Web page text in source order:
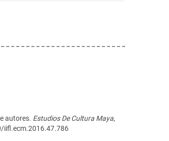
autores. Estudios De Cultura Maya,
iifl.ecm.2016.47.786